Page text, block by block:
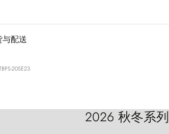
与配送
20SE23
2026 秋冬系列